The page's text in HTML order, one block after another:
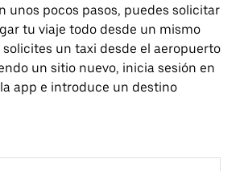
unos pocos pasos, puedes solicitar
tu viaje todo desde un mismo
solicites un taxi desde el aeropuerto
un sitio nuevo, inicia sesión en
app e introduce un destino